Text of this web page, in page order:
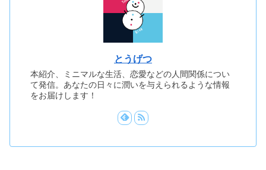
とうげつ
本紹介、ミニマルな生活、恋愛などの人間関係につい
て発信。あなたの日々に潤いを与えられるような情報
をお届けします！